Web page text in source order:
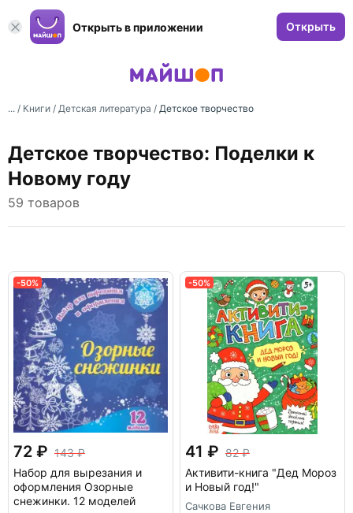
Открыть в приложении Открыть
... / Книги / Детская литература / Детское творчество
Детское творчество: Поделки к
Новому году
59 товаров
-50%
72
143
Набор для вырезания и
оформления Озорные
снежинки. 12 моделей
-50%
41
82
Активити-книга "Дед Мороз
и Новый год!"
Сачкова Евгения